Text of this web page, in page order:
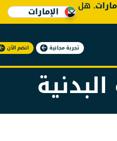
تجربة مجانية انضم الآن
الإمارات
عن